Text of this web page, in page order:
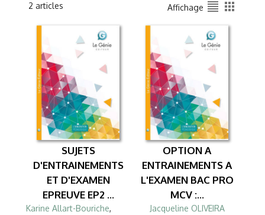
2 articles Affichage format_align_justify apps
SUJETS
D'ENTRAINEMENTS
ET D'EXAMEN
EPREUVE EP2 ...
Karine Allart-Bouriche,
OPTION A
ENTRAINEMENTS A
L'EXAMEN BAC PRO
MCV :...
Jacqueline OLIVEIRA